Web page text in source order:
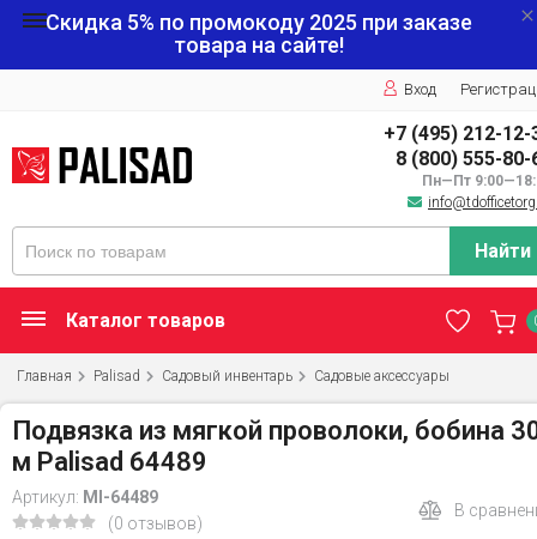
Скидка 5% по промокоду 2025 при заказе
товара на сайте!
Вход
+7 (495) 212-12-
8 (800) 555-80-
Пн—Пт
Найти
Каталог товаров
Главная Palisad Садовый инвентарь Садовые аксессуары
Подвязка из мягкой проволоки, бобина
м Palisad 64489
Артикул: MI-64489
(0 отзывов)
В